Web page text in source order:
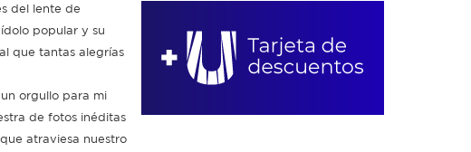
del lente de
popular y su
que tantas alegrías
orgullo para mi
de fotos inéditas
atraviesa nuestro